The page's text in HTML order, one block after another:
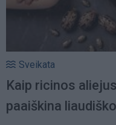
Sveikata
Kaip ricinos
paaiškina